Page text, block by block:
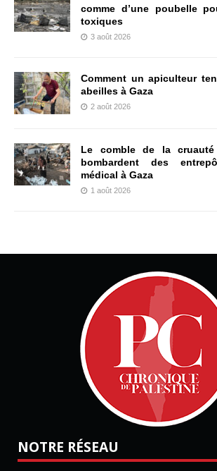
comme d’une poubelle
toxiques
3 août 2026
Comment un apiculteur
abeilles à Gaza
2 août 2026
Le comble de la
bombardent des
médical à Gaza
1 août 2026
NOTRE RÉSEAU